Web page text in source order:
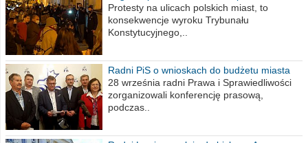
poselskim PiS
Protesty na ulicach polskich miast, to
konsekwencje wyroku Trybunału
Konstytucyjnego,..
Radni PiS o wnioskach do budżetu miasta
na 2021 rok
28 września radni Prawa i Sprawiedliwości
zorganizowali konferencję prasową,
podczas..